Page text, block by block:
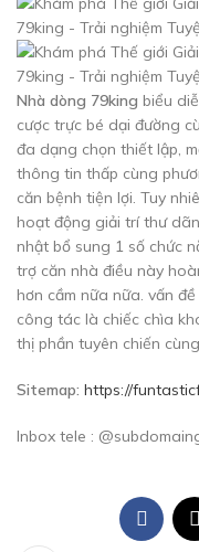
Nhà dòng 79king biểu
cược trực bé dại đường
đa dạng chọn thiết lập,
thông tin thấp cùng
căn bệnh tiện lợi. Tuy
hoạt động giải trí thư
nhật bổ sung 1 số chức
trợ căn nhà điều này
hơn cầm nữa nữa. vấn
công tác là chiếc chìa
thị phần tuyên chiến
Sitemap: https://
Inbox tele :